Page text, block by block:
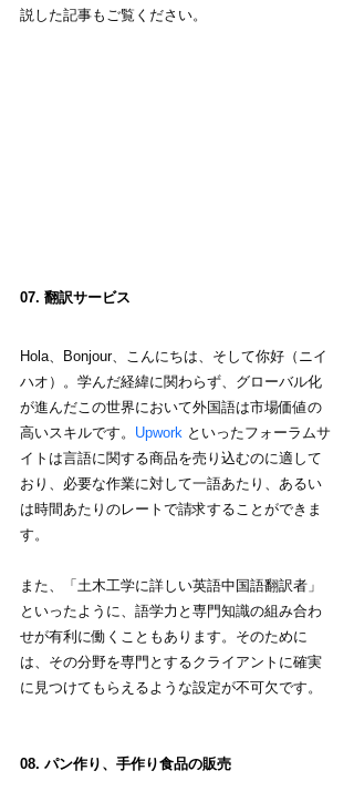
説した記事もご覧ください。
07. 翻訳サービス
Hola、Bonjour、こんにちは、そして你好（ニイ
ハオ）。学んだ経緯に関わらず、グローバル化
が進んだこの世界において外国語は市場価値の
高いスキルです。 Upwork といったフォーラムサ
イトは言語に関する商品を売り込むのに適して
おり、必要な作業に対して一語あたり、あるい
は時間あたりのレートで請求することができま
す。
また、「土木工学に詳しい英語中国語翻訳者」
といったように、語学力と専門知識の組み合わ
せが有利に働くこともあります。そのために
は、その分野を専門とするクライアントに確実
に見つけてもらえるような設定が不可欠です。
08. パン作り、手作り食品の販売